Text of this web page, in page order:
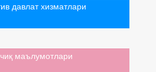
давлат хизматлари
маълумотлари